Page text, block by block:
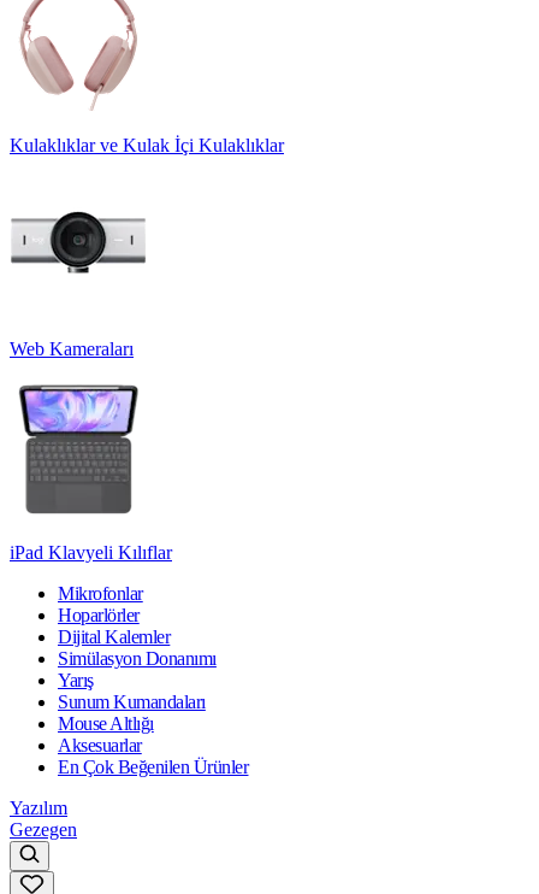
Kulaklıklar ve Kulak İçi Kulaklıklar
Web Kameraları
iPad Klavyeli Kılıflar
Mikrofonlar
Hoparlörler
Dijital Kalemler
Simülasyon Donanımı
Yarış
Sunum Kumandaları
Mouse Altlığı
Aksesuarlar
En Çok Beğenilen Ürünler
Yazılım
Gezegen